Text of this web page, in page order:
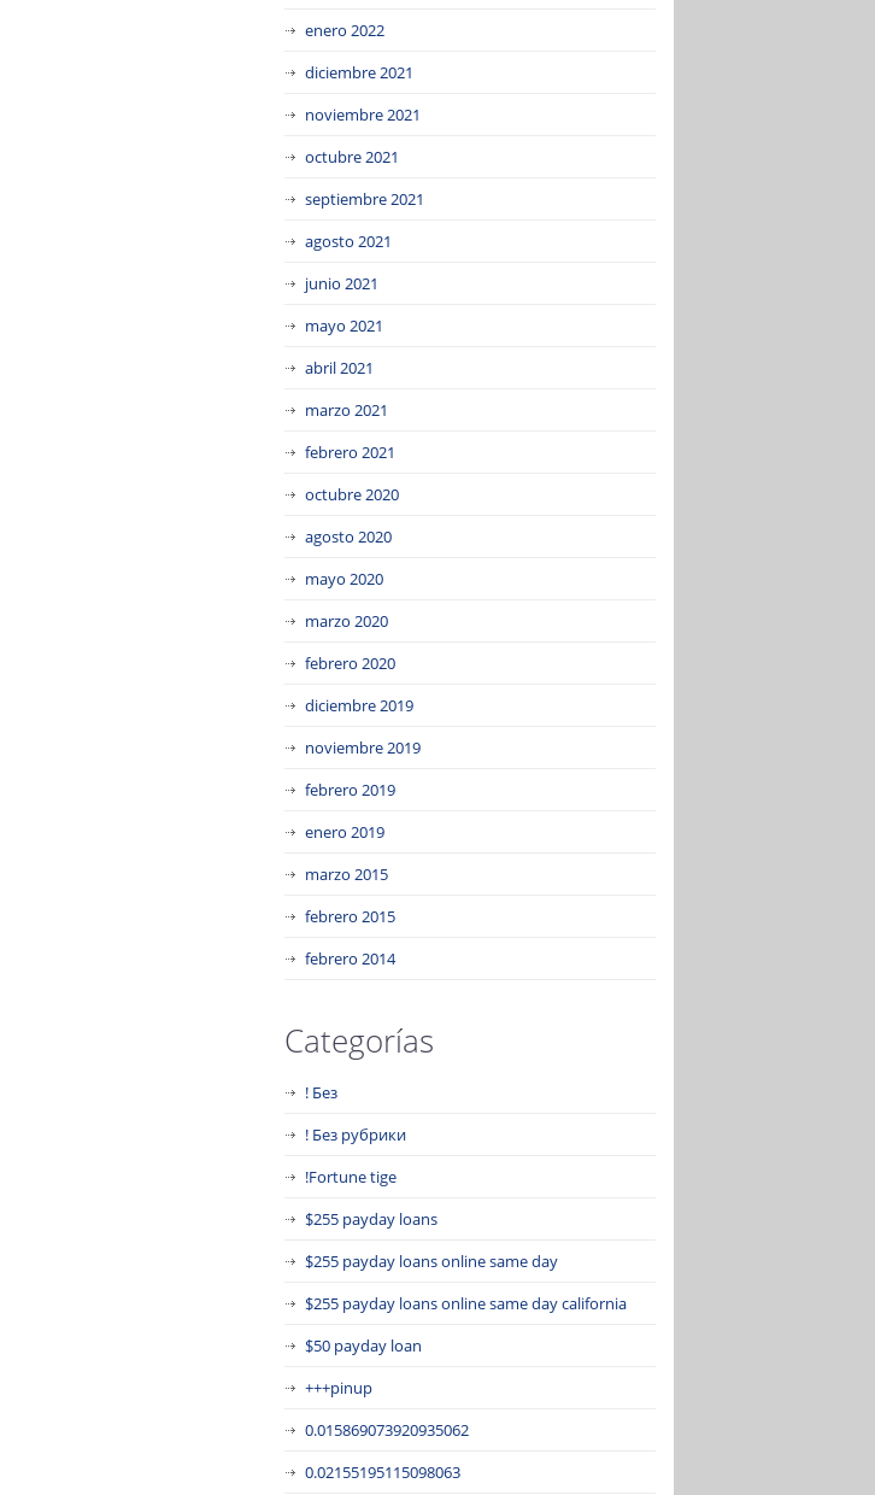
enero 2022
diciembre 2021
noviembre 2021
octubre 2021
septiembre 2021
agosto 2021
junio 2021
mayo 2021
abril 2021
marzo 2021
febrero 2021
octubre 2020
agosto 2020
mayo 2020
marzo 2020
febrero 2020
diciembre 2019
noviembre 2019
febrero 2019
enero 2019
marzo 2015
febrero 2015
febrero 2014
Categorías
! Без
! Без рубрики
!Fortune tige
$255 payday loans
$255 payday loans online same day
$255 payday loans online same day california
$50 payday loan
+++pinup
0.015869073920935062
0.02155195115098063